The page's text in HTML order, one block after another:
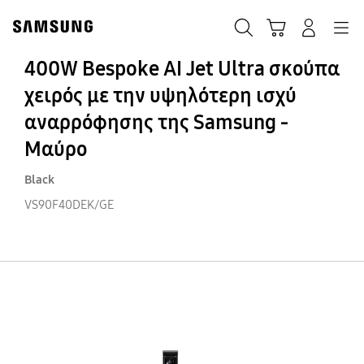
content
accessibility
400W Bespoke ΑΙ Jet Ultra σκούπα
χειρός με την υψηλότερη ισχύ
αναρρόφησης της Samsung -
Μαύρο
Black
VS90F40DEK/GE